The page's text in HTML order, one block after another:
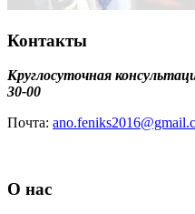
Контакты
Круглосуточная
30-00
Почта:
О нас